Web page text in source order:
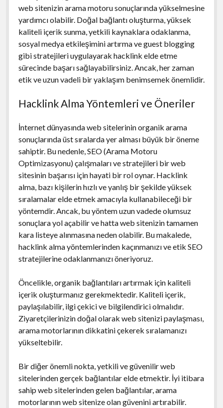
web sitenizin arama motoru sonuçlarında yükselmesine
yardımcı olabilir. Doğal bağlantı oluşturma, yüksek
kaliteli içerik sunma, yetkili kaynaklara odaklanma,
sosyal medya etkileşimini artırma ve guest blogging
gibi stratejileri uygulayarak hacklink elde etme
sürecinde başarı sağlayabilirsiniz. Ancak, her zaman
etik ve uzun vadeli bir yaklaşım benimsemek önemlidir.
Hacklink Alma Yöntemleri ve Öneriler
İnternet dünyasında web sitelerinin organik arama
sonuçlarında üst sıralarda yer alması büyük bir öneme
sahiptir. Bu nedenle, SEO (Arama Motoru
Optimizasyonu) çalışmaları ve stratejileri bir web
sitesinin başarısı için hayati bir rol oynar. Hacklink
alma, bazı kişilerin hızlı ve yanlış bir şekilde yüksek
sıralamalar elde etmek amacıyla kullanabileceği bir
yöntemdir. Ancak, bu yöntem uzun vadede olumsuz
sonuçlara yol açabilir ve hatta web sitenizin tamamen
kara listeye alınmasına neden olabilir. Bu makalede,
hacklink alma yöntemlerinden kaçınmanızı ve etik SEO
stratejilerine odaklanmanızı öneriyoruz.
Öncelikle, organik bağlantıları artırmak için kaliteli
içerik oluşturmanız gerekmektedir. Kaliteli içerik,
paylaşılabilir, ilgi çekici ve bilgilendirici olmalıdır.
Ziyaretçilerinizin doğal olarak web sitenizi paylaşması,
arama motorlarının dikkatini çekerek sıralamanızı
yükseltebilir.
Bir diğer önemli nokta, yetkili ve güvenilir web
sitelerinden gerçek bağlantılar elde etmektir. İyi itibara
sahip web sitelerinden gelen bağlantılar, arama
motorlarının web sitenize olan güvenini artırabilir.